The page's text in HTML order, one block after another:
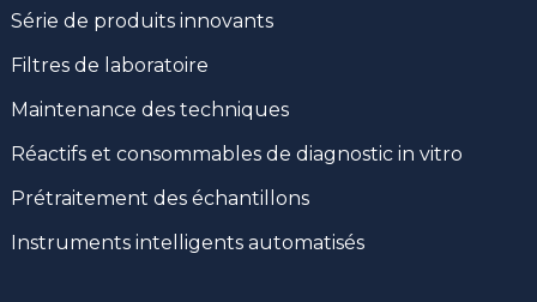
Série de produits innovants
Filtres de laboratoire
Maintenance des techniques
Réactifs et consommables de diagnostic in vitro
Prétraitement des échantillons
Instruments intelligents automatisés